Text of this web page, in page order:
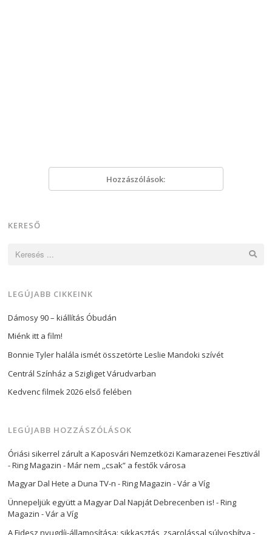
Hozzászólások:
KERESŐ
LEGÚJABB CIKKEINK
Dámosy 90 – kiállítás Óbudán
Miénk itt a film!
Bonnie Tyler halála ismét összetörte Leslie Mandoki szívét
Centrál Színház a Szigliget Várudvarban
Kedvenc filmek 2026 első felében
LEGÚJABB HOZZÁSZÓLÁSOK
Óriási sikerrel zárult a Kaposvári Nemzetközi Kamarazenei Fesztivál
- Ring Magazin -Már nem ,,csak” a festők városa
Magyar Dal Hete a Duna TV-n - Ring Magazin -Vár a Víg
Ünnepeljük együtt a Magyar Dal Napját Debrecenben is! - Ring
Magazin -Vár a Víg
A Fidesz nyugdíj-államosítása: sikkasztás, zsarolással súlyosbítva -